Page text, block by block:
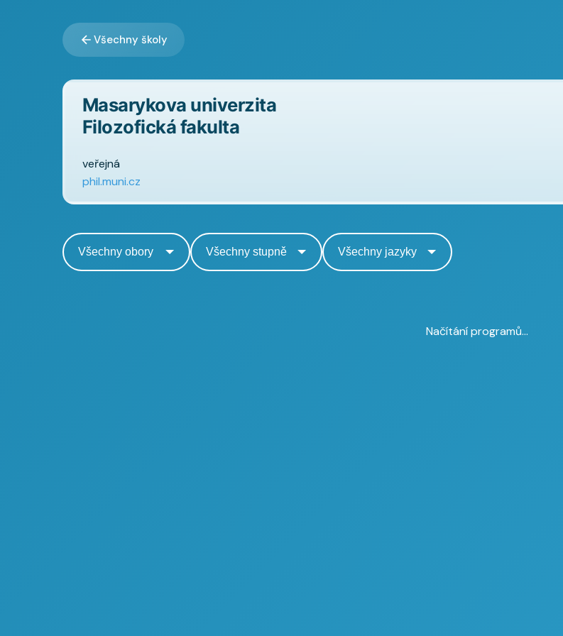
Všechny školy
Masarykova univerzita
Filozofická fakulta
veřejná
phil.muni.cz
Načítání programů...